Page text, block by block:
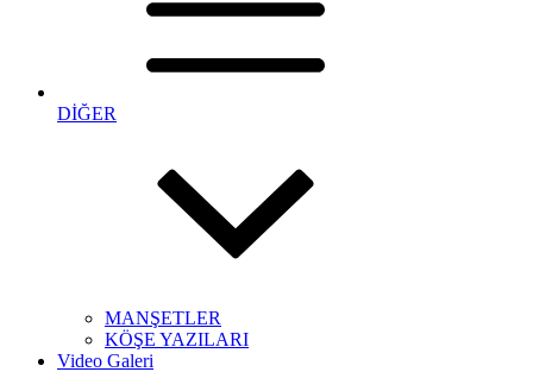
DİĞER
MANŞETLER
KÖŞE YAZILARI
Video Galeri